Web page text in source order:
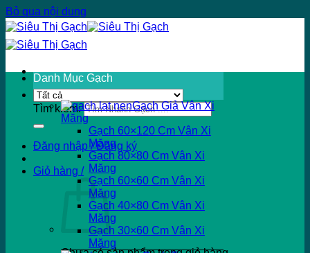
Bỏ qua nội dung
Tìm kiếm:
Đăng nhập / Đăng ký
Giỏ hàng /
Danh Mục Gạch
Gạch Giả Vân Xi
Măng
Gạch 60×120 Cm Vân Xi
Măng
Gạch 80×80 Cm Vân Xi
Măng
Gạch 60×60 Cm Vân Xi
Măng
Gạch 40×80 Cm Vân Xi
Măng
Gạch 30×60 Cm Vân Xi
Măng